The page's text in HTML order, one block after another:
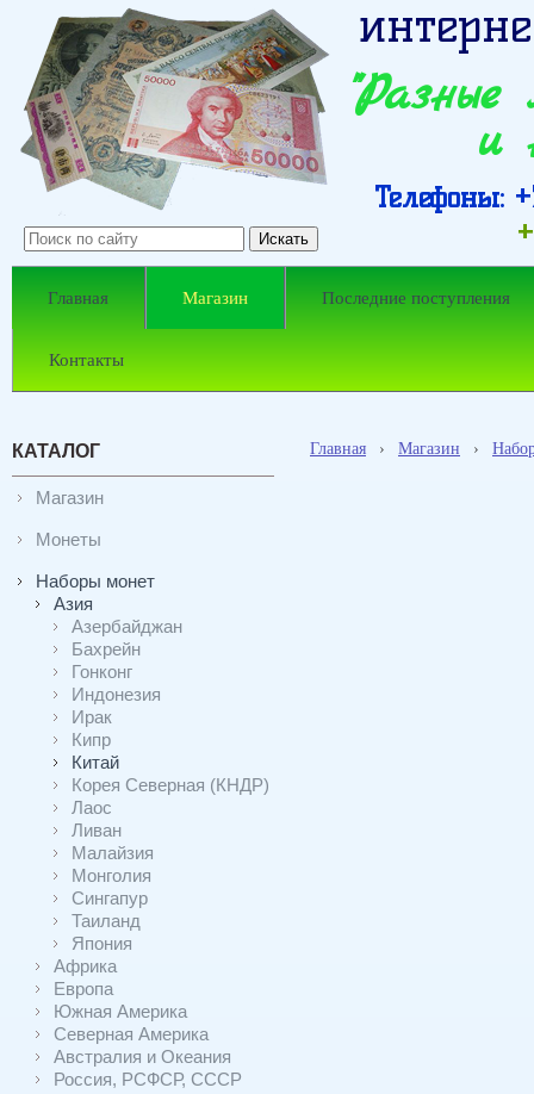
и
Телефоны:
Главная Магазин Последние поступления
Контакты
КАТАЛОГ
Магазин
Монеты
Наборы монет
Азия
Азербайджан
Бахрейн
Гонконг
Индонезия
Ирак
Кипр
Китай
Корея Северная (КНДР)
Лаос
Ливан
Малайзия
Монголия
Сингапур
Таиланд
Япония
Африка
Европа
Южная Америка
Северная Америка
Австралия и Океания
Россия, РСФСР, СССР
Главная › Магазин ›